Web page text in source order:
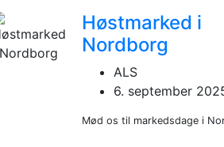
Høstmarked i
Nordborg
ALS
6. september
Mød os til markedsdage i